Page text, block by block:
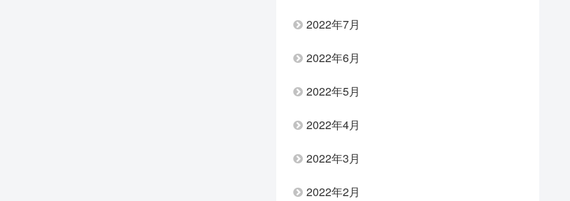
2022年7月
2022年6月
2022年5月
2022年4月
2022年3月
2022年2月